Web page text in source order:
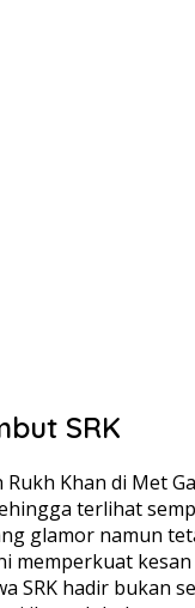
SRK
Khan di Met
terlihat
glamor namun
memperkuat
SRK hadir bukan